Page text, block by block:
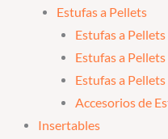
Estufas a Pellets
Estufas a
Estufas a
Estufas a
Accesorios de
Insertables